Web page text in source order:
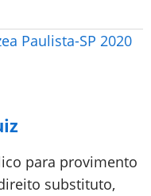
Paulista-SP 2020
para provimento
substituto,